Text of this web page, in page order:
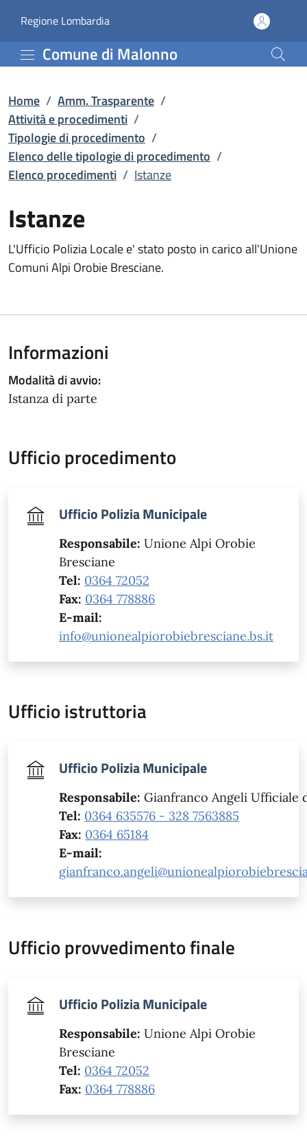
Istanze | Elenco
Regione Lombardia(apre in un'altra scheda).
Comune di Malonno
Home / Amm. Trasparente /
Attività e procedimenti /
Tipologie di procedimento /
Elenco delle tipologie di procedimento /
Elenco procedimenti / Istanze
Istanze
L'Ufficio Polizia Locale e' stato posto in carico all'Unione
Comuni Alpi Orobie Bresciane.
Informazioni
Modalità di avvio:
Istanza di parte
Ufficio procedimento
Ufficio Polizia Municipale
Responsabile:Unione Alpi Orobie
Bresciane
Tel: 0364 72052
Fax: 0364 778886
E-mail:
info@unionealpiorobiebresciane.bs.it
Ufficio istruttoria
Ufficio Polizia Municipale
Responsabile:Gianfranco Angeli Ufficiale
Tel: 0364 635576 - 328 7563885
Fax: 0364 65184
E-mail:
Ufficio provvedimento finale
Ufficio Polizia Municipale
Responsabile:Unione Alpi Orobie
Bresciane
Tel: 0364 72052
Fax: 0364 778886